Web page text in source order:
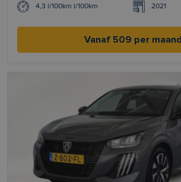
4,3 l/100km l/100km 2021
Vanaf 509 per maand